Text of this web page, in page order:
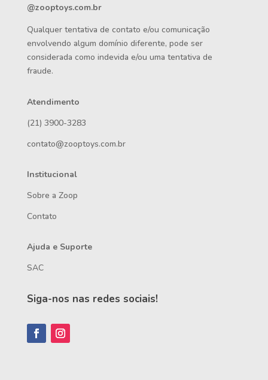
@zooptoys.com.br
Qualquer tentativa de contato e/ou comunicação
envolvendo algum domínio diferente, pode ser
considerada como indevida e/ou uma tentativa de
fraude.
Atendimento
(21) 3900-3283
contato@zooptoys.com.br
Institucional
Sobre a Zoop
Contato
Ajuda e Suporte
SAC
Siga-nos nas redes sociais!